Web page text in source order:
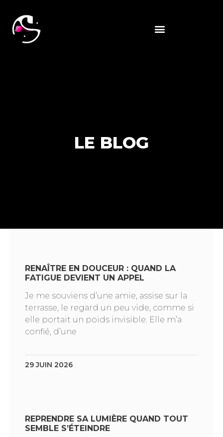
LE BLOG
RENAÎTRE EN DOUCEUR : QUAND LA
FATIGUE DEVIENT UN APPEL
Je me souviens d’une amie, assise sur la
terrasse, le regard un peu vide, comme si
elle portait un poids invisible. Elle m’a
confié, d’une
29 JUIN 2026
REPRENDRE SA LUMIÈRE QUAND TOUT
SEMBLE S’ÉTEINDRE